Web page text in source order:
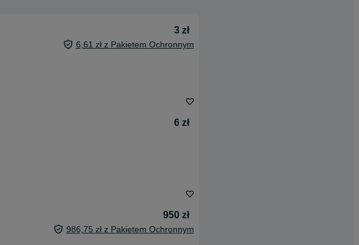
3 zł
6,61 zł z Pakietem Ochronnym
6 zł
950 zł
986,75 zł z Pakietem Ochronnym